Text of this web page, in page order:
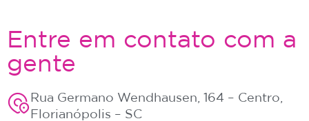
Entre em contato com a
gente
Rua Germano Wendhausen, 164 – Centro,
Florianópolis – SC